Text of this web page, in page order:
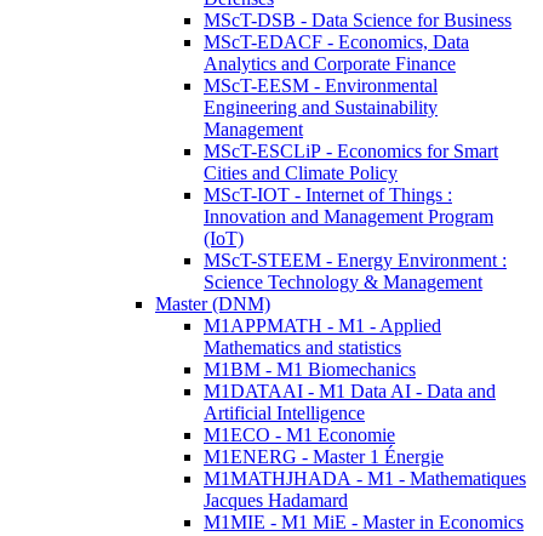
MScT-DSB - Data Science for Business
MScT-EDACF - Economics, Data
Analytics and Corporate Finance
MScT-EESM - Environmental
Engineering and Sustainability
Management
MScT-ESCLiP - Economics for Smart
Cities and Climate Policy
MScT-IOT - Internet of Things :
Innovation and Management Program
(IoT)
MScT-STEEM - Energy Environment :
Science Technology & Management
Master (DNM)
M1APPMATH - M1 - Applied
Mathematics and statistics
M1BM - M1 Biomechanics
M1DATAAI - M1 Data AI - Data and
Artificial Intelligence
M1ECO - M1 Economie
M1ENERG - Master 1 Énergie
M1MATHJHADA - M1 - Mathematiques
Jacques Hadamard
M1MIE - M1 MiE - Master in Economics